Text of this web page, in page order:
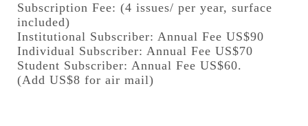
Subscription Fee: (4 issues/ per year, surface
included)
Institutional Subscriber: Annual Fee US$90
Individual Subscriber: Annual Fee US$70
Student Subscriber: Annual Fee US$60.
(Add US$8 for air mail)